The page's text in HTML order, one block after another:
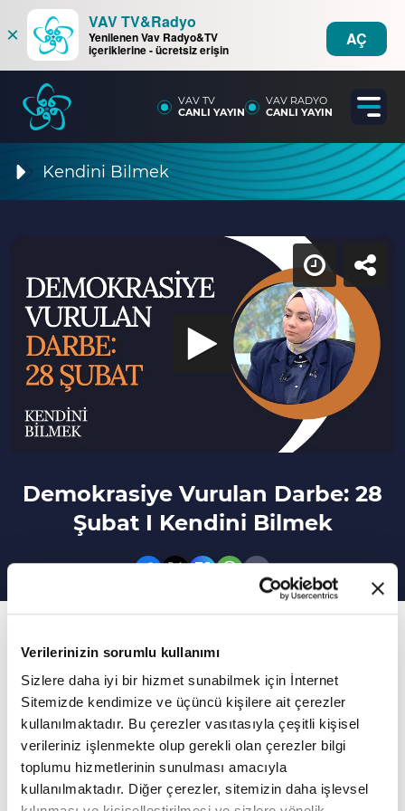
Verilerinizin sorumlu kullanımı
Sizlere daha iyi bir hizmet sunabilmek için İnternet
Sitemizde kendimize ve üçüncü kişilere ait çerezler
kullanılmaktadır. Bu çerezler vasıtasıyla çeşitli kişisel
verileriniz işlenmekte olup gerekli olan çerezler bilgi
toplumu hizmetlerinin sunulması amacıyla
kullanılmaktadır. Diğer çerezler, sitemizin daha işlevsel
×
VAV TV&Radyo
Yenilenen Vav Radyo&TV
içeriklerine - ücretsiz erişin
AÇ
VAV TV
CANLI YAYIN
VAV RADYO
CANLI YAYIN
Kendini Bilmek
Demokrasiye Vurulan Darbe: 28
Şubat I Kendini Bilmek
28 Şubat Sürecinin Psikolojik Etkileri Ne Oldu?
Vav TV'de Nöropsikolog / Aile Çift Terapisti
Şehadet Ekmen Peynirci, Kendini Bilmek
programında seyircilerden gelen soruları
cevapladı.